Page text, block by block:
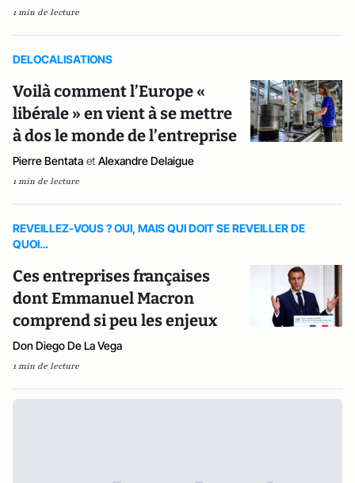
1 min de lecture
DELOCALISATIONS
Voilà comment l’Europe «
libérale » en vient à se mettre
à dos le monde de l’entreprise
Pierre Bentata et Alexandre Delaigue
1 min de lecture
REVEILLEZ-VOUS ? OUI, MAIS QUI DOIT SE REVEILLER DE
QUOI…
Ces entreprises françaises
dont Emmanuel Macron
comprend si peu les enjeux
Don Diego De La Vega
1 min de lecture